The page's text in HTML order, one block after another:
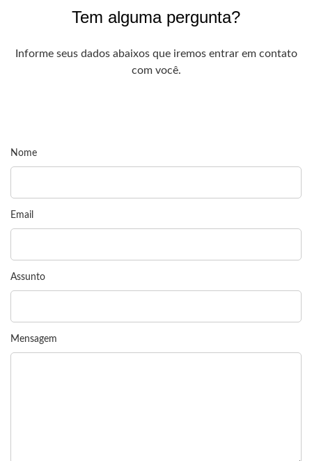
Tem alguma pergunta?
Informe seus dados abaixos que iremos entrar em contato
com você.
Nome
Email
Assunto
Mensagem